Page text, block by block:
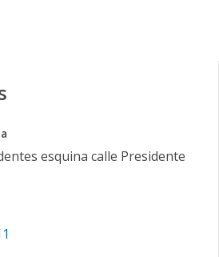
esquina calle Presidente